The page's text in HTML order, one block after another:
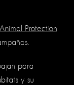
Protection
para
y su